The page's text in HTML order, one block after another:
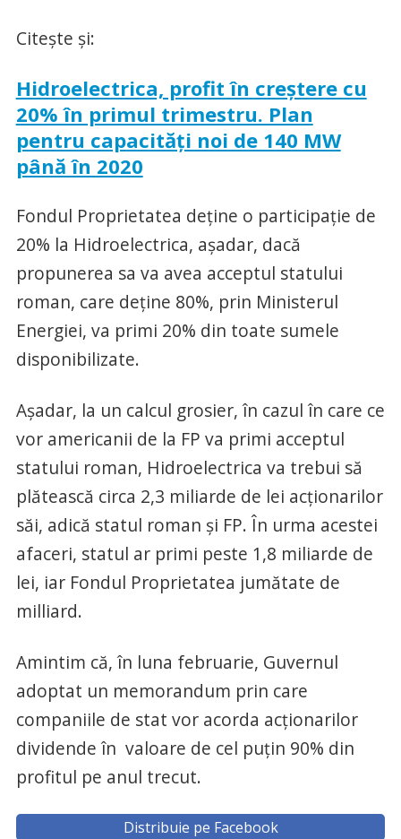
Citeşte şi:
Hidroelectrica, profit în creştere cu
20% în primul trimestru. Plan
pentru capacităţi noi de 140 MW
până în 2020
Fondul Proprietatea deţine o participaţie de
20% la Hidroelectrica, aşadar, dacă
propunerea sa va avea acceptul statului
roman, care deţine 80%, prin Ministerul
Energiei, va primi 20% din toate sumele
disponibilizate.
Aşadar, la un calcul grosier, în cazul în care ce
vor americanii de la FP va primi acceptul
statului roman, Hidroelectrica va trebui să
plătească circa 2,3 miliarde de lei acţionarilor
săi, adică statul roman şi FP. În urma acestei
afaceri, statul ar primi peste 1,8 miliarde de
lei, iar Fondul Proprietatea jumătate de
milliard.
Amintim că, în luna februarie, Guvernul
adoptat un memorandum prin care
companiile de stat vor acorda acţionarilor
dividende în valoare de cel puţin 90% din
profitul pe anul trecut.
Distribuie pe Facebook